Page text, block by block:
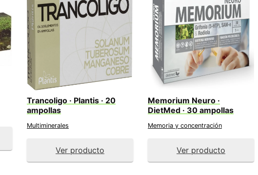
Trancoligo · Plantis · 20
ampollas
Multiminerales
Ver producto
Memorium Neuro ·
DietMed · 30 ampollas
Memoria y concentración
Ver producto